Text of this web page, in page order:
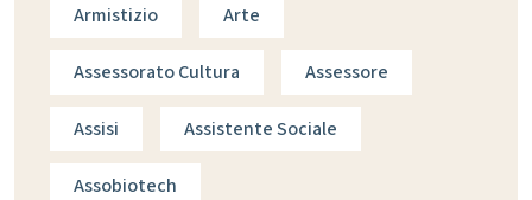
Armistizio Arte
Assessorato Cultura Assessore
Assisi Assistente Sociale
Assobiotech